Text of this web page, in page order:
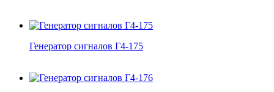
Генератор сигналов Г4-175